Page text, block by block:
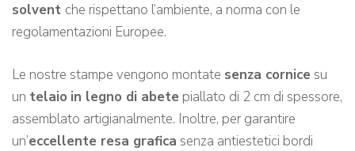
solvent che rispettano l’ambiente, a norma con le
regolamentazioni Europee.
Le nostre stampe vengono montate senza cornice su
un telaio in legno di abete piallato di 2 cm di spessore,
assemblato artigianalmente. Inoltre, per garantire
un’eccellente resa grafica senza antiestetici bordi